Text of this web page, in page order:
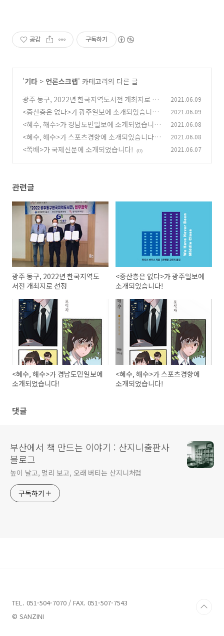
공감 구독하기
'기타 > 언론스크랩' 카테고리의 다른 글
광주 동구, 2022년 한국지역도서전 개최지로 선
정 (1)
2021.06.09
<중산층은 없다>가 광주일보에 소개되었습니다!
(0)
2021.06.09
<혜수, 해수>가 경남도민일보에 소개되었습니
다! (0)
2021.06.08
<혜수, 해수>가 스포츠경향에 소개되었습니다!
(0)
2021.06.08
<쪽배>가 국제신문에 소개되었습니다! (0) 2021.06.07
관련글
광주 동구, 2022년 한국지역도
서전 개최지로 선정
<중산층은 없다>가 광주일보에
소개되었습니다!
<혜수, 해수>가 경남도민일보에
소개되었습니다!
<혜수, 해수>가 스포츠경향에
소개되었습니다!
댓글
부산에서 책 만드는 이야기 : 산지니출판사
블로그
높이 날고, 멀리 보고, 오래 버티는 산지니처럼
구독하기
TEL. 051-504-7070 / FAX. 051-507-7543
© SANZINI